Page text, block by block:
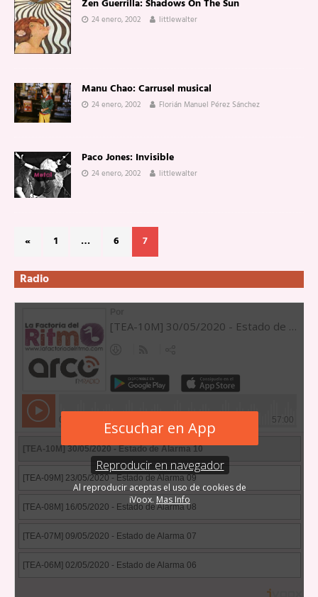
Zen Guerrilla: Shadows On The Sun
24 enero, 2002 littlewalter
Manu Chao: Carrusel musical
24 enero, 2002 Florián Manuel Pérez Sánchez
Paco Jones: Invisible
24 enero, 2002 littlewalter
« 1 … 6 7
Radio